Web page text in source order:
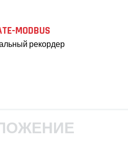
MODBUS
рекордер